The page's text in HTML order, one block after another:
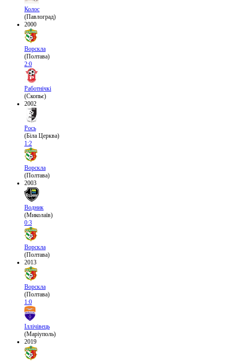
Колос
(Павлоград)
2000
Ворскла
(Полтава)
2:0
Работнічкі
(Скопьє)
2002
Рось
(Біла Церква)
1:2
Ворскла
(Полтава)
2003
Водник
(Миколаїв)
0:3
Ворскла
(Полтава)
2013
Ворскла
(Полтава)
1:0
Іллічівець
(Маріуполь)
2019